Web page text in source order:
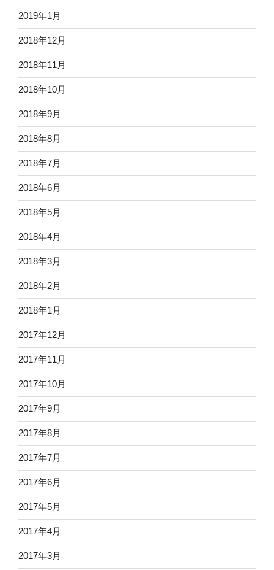
2019年1月
2018年12月
2018年11月
2018年10月
2018年9月
2018年8月
2018年7月
2018年6月
2018年5月
2018年4月
2018年3月
2018年2月
2018年1月
2017年12月
2017年11月
2017年10月
2017年9月
2017年8月
2017年7月
2017年6月
2017年5月
2017年4月
2017年3月